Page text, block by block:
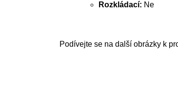
Rozkládací: Ne
Podívejte se na další obrázky k